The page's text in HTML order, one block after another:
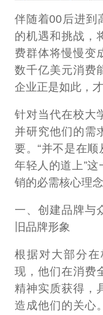
伴随着00后进到
的机遇和挑战，
费群体将慢慢变
数千亿美元消费
企业正是如此，
针对当代在校大
并研究他们的需
要。“并不是在
年轻人的道上”
销的必需核心理念
一、创建品牌与
旧品牌形象
根据对大部分在
现，他们在消费
精神实质获得，
造成他们的关心